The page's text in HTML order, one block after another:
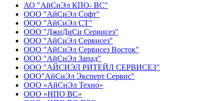
АО "АйСиЭл КПО- ВС"
ООО "АйСиЭл Софт"
ООО "АйСиЭл СТ"
ООО "ДжиДиСи Сервисез"
ООО "АйСиЭл Сервисез"
ООО "АйСиЭл Сервисез Восток"
ООО "АйСиЭл Запад"
ООО "АЙСИЭЛ РИТЕЙЛ СЕРВИСЕЗ"
ООО"АйСиЭл Эксперт Сервис"
ООО «АйСиЭл Техно»
ООО «НПО ВС»